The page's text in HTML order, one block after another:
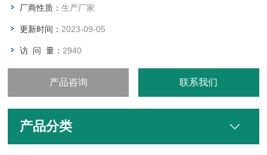
射流瓶时，水样已经经过四氯化碳，得到部分萃取
厂商性质：生产厂家
更新时间： 2023-09-05
访 问 量： 2940
产品咨询 联系我们
产品分类